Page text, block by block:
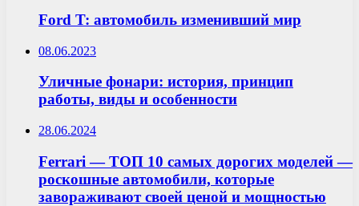
Ford T: автомобиль изменивший мир
08.06.2023
Уличные фонари: история, принцип
работы, виды и особенности
28.06.2024
Ferrari — ТОП 10 самых дорогих моделей —
роскошные автомобили, которые
завораживают своей ценой и мощностью